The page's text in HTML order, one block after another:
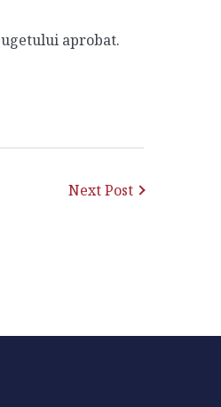
aprobat.
Next Post